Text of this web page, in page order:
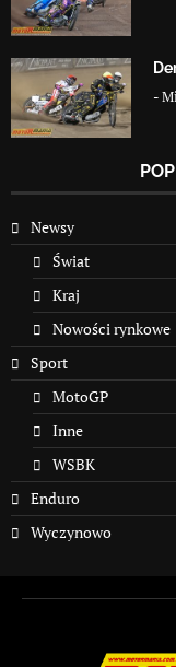
-
Newsy
Świat
Kraj
Nowości rynkowe
Sport
MotoGP
Inne
WSBK
Enduro
Wyczynowo